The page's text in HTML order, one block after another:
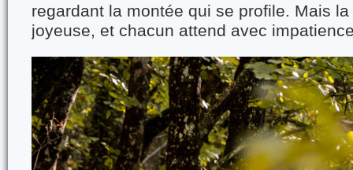
regardant la montée qui se profile. Mais
joyeuse, et chacun attend avec